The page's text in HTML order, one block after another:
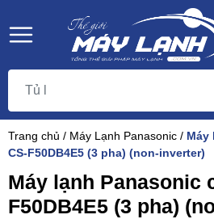
Trang chủ / Máy Lạnh Panasonic / Máy
CS-F50DB4E5 (3 pha) (non-inverter)
Máy lạnh Panasonic
F50DB4E5 (3 pha)